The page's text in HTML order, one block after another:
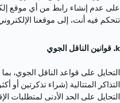
على عدم إنشاء رابط من أي موقع
تتحكم فيه أنت، إلى موقعنا
قوانين الناقل الجوي
التحايل على قواعد الناقل الجوي،
التذاكر المتتالية (شراء تذكرتين أو
التحايل على الحد الأدنى لمتطلبات